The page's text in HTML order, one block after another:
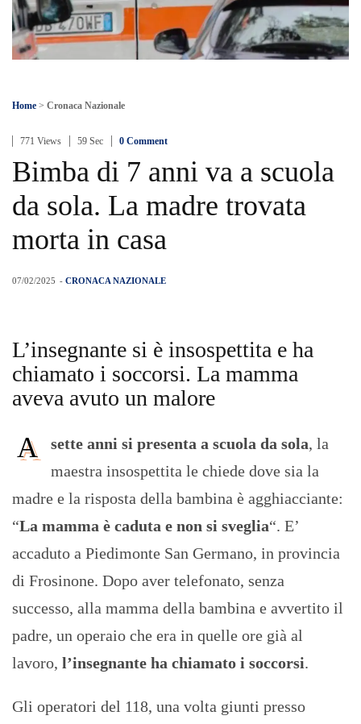
Home > Cronaca Nazionale
771 Views 59 Sec 0 Comment
Bimba di 7 anni va a scuola
da sola. La madre trovata
morta in casa
- CRONACA NAZIONALE
07/02/2025
L’insegnante si è insospettita e ha
chiamato i soccorsi. La mamma
aveva avuto un malore
A sette anni si presenta a scuola da sola, la
maestra insospettita le chiede dove sia la
madre e la risposta della bambina è agghiacciante:
“La mamma è caduta e non si sveglia“. E’
accaduto a Piedimonte San Germano, in provincia
di Frosinone. Dopo aver telefonato, senza
successo, alla mamma della bambina e avvertito il
padre, un operaio che era in quelle ore già al
lavoro, l’insegnante ha chiamato i soccorsi.
Gli operatori del 118, una volta giunti presso